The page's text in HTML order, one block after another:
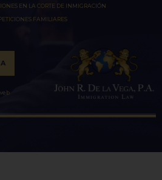
EN LA CORTE DE INMIGRACIÓN
FAMILIARES